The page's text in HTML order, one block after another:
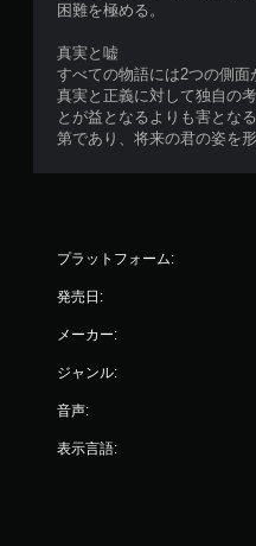
困難を極める。
真実と嘘
すべての物語には2つの側面
真実と正義に対して独自の
とが益となるよりも害とな
第であり、将来の君の姿を
プラットフォーム:
発売日:
メーカー:
ジャンル:
音声:
表示言語: